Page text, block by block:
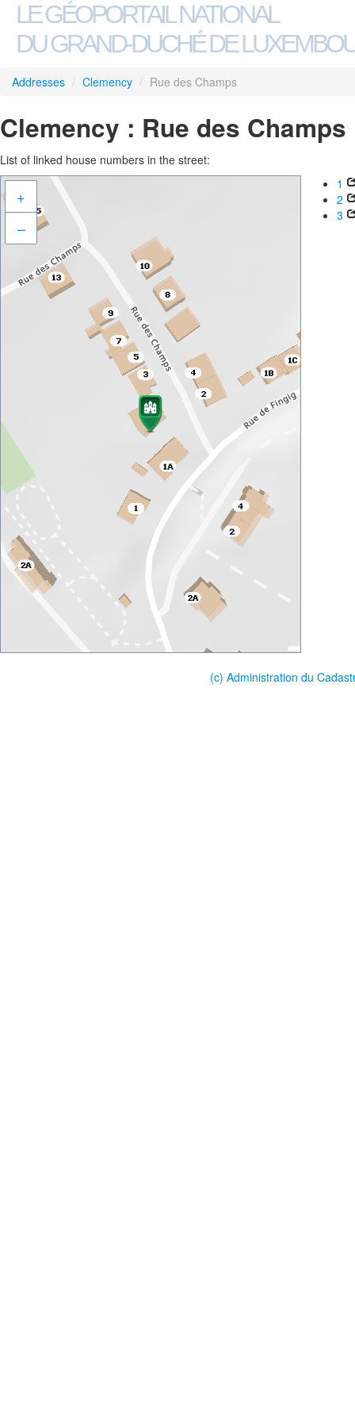
LE GÉOPORTAIL NATIONAL
DU GRAND-DUCHÉ DE
Addresses / Clemency / Rue des Champs
Clemency : Rue des Champs
List of linked house numbers in the street:
+
–
1
2
3
(c) Administration du